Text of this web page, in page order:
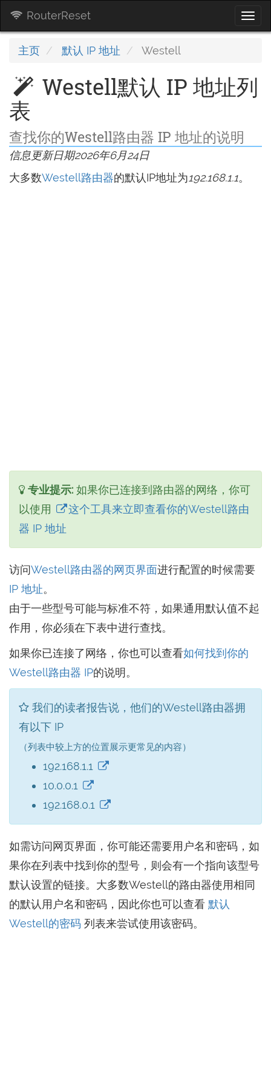
RouterReset
主页 默认 IP 地址 Westell
Westell默认 IP 地址列
表
查找你的Westell路由器 IP 地址的说明
信息更新日期2026年6月24日
大多数Westell路由器的默认IP地址为192.168.1.1。
专业提示: 如果你已连接到路由器的网络，你可
以使用
这个工具来立即查看你的Westell路由
器 IP 地址
访问Westell路由器的网页界面进行配置的时候需要
IP 地址。
由于一些型号可能与标准不符，如果通用默认值不起
作用，你必须在下表中进行查找。
如果你已连接了网络，你也可以查看如何找到你的
Westell路由器 IP的说明。
我们的读者报告说，他们的Westell路由器拥
有以下 IP
（列表中较上方的位置展示更常见的内容）
192.168.1.1
10.0.0.1
192.168.0.1
如需访问网页界面，你可能还需要用户名和密码，如
果你在列表中找到你的型号，则会有一个指向该型号
默认设置的链接。大多数Westell的路由器使用相同
的默认用户名和密码，因此你也可以查看 默认
Westell的密码 列表来尝试使用该密码。